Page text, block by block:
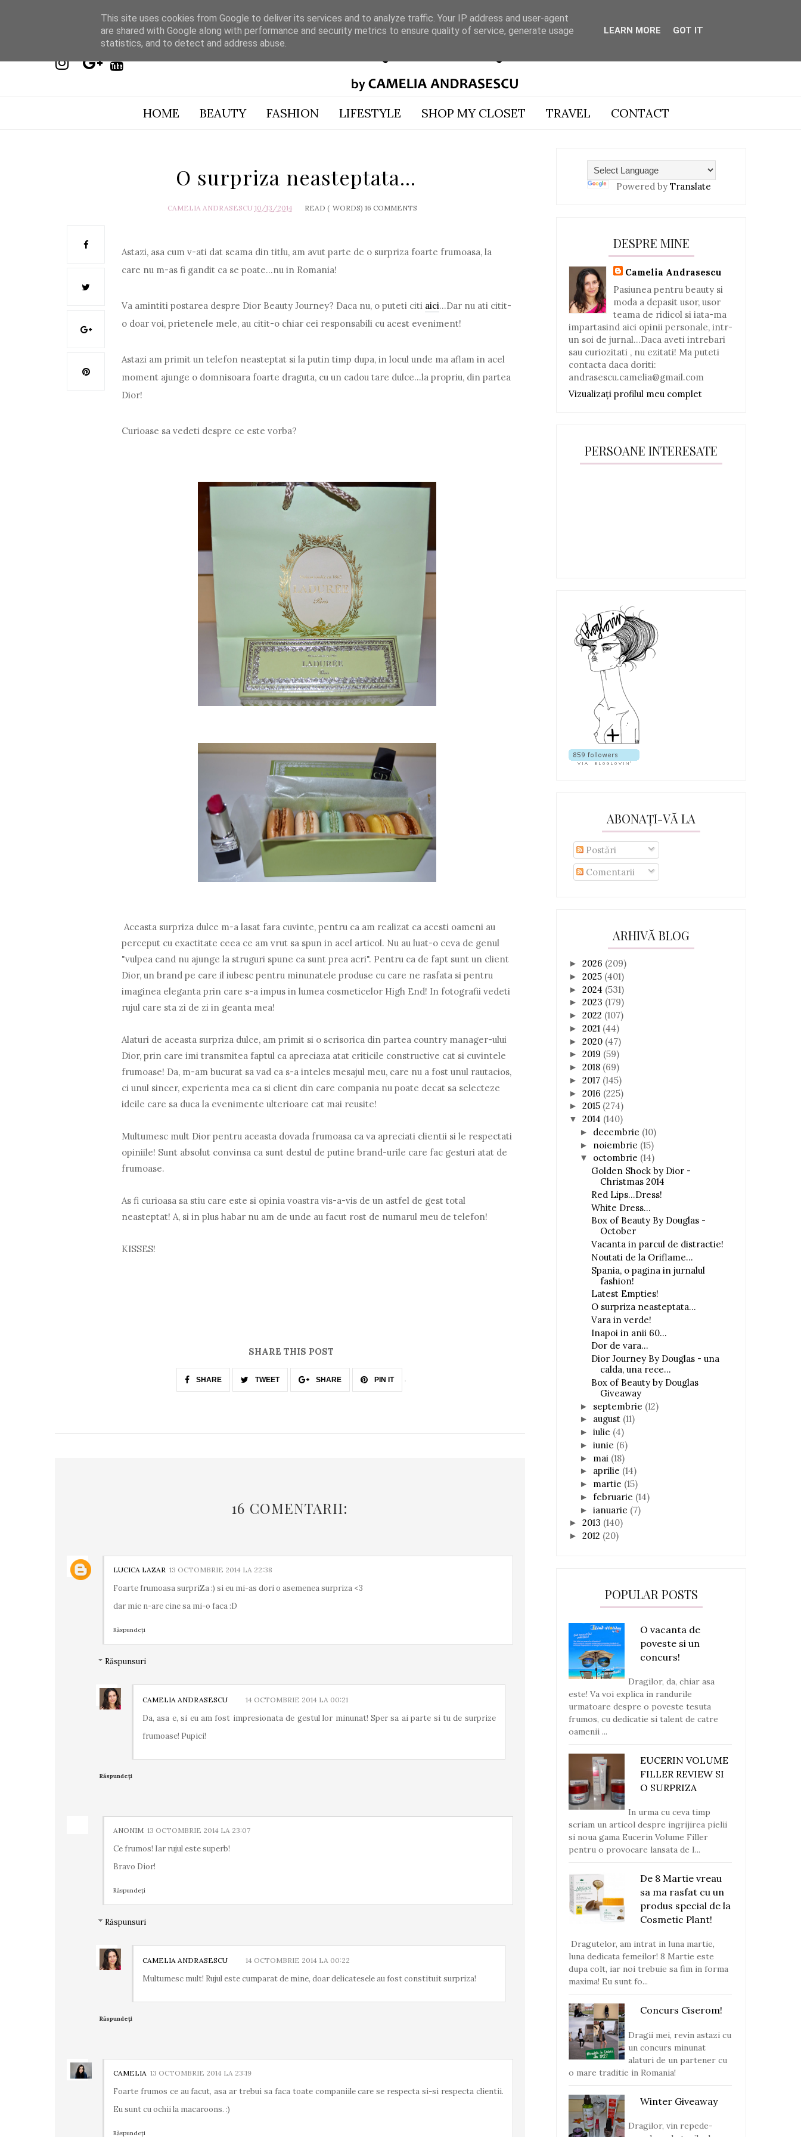
HOME BEAUTY FASHION LIFESTYLE SHOP MY CLOSET TRAVEL CONTACT
O surpriza neasteptata...
CAMELIA ANDRASESCU 10/13/2014 READ ( WORDS) 16 COMMENTS
Astazi, asa cum v-ati dat seama din titlu, am avut parte de o surpriza foarte frumoasa, la
care nu m-as fi gandit ca se poate...nu in Romania!
Va amintiti postarea despre Dior Beauty Journey? Daca nu, o puteti citi aici...Dar nu ati citit-
o doar voi, prietenele mele, au citit-o chiar cei responsabili cu acest eveniment!
Astazi am primit un telefon neasteptat si la putin timp dupa, in locul unde ma aflam in acel
moment ajunge o domnisoara foarte draguta, cu un cadou tare dulce...la propriu, din partea
Dior!
Curioase sa vedeti despre ce este vorba?
Aceasta surpriza dulce m-a lasat fara cuvinte, pentru ca am realizat ca acesti oameni au
perceput cu exactitate ceea ce am vrut sa spun in acel articol. Nu au luat-o ceva de genul
"vulpea cand nu ajunge la struguri spune ca sunt prea acri". Pentru ca de fapt sunt un client
Dior, un brand pe care il iubesc pentru minunatele produse cu care ne rasfata si pentru
imaginea eleganta prin care s-a impus in lumea cosmeticelor High End! In fotografii vedeti
rujul care sta zi de zi in geanta mea!
Alaturi de aceasta surpriza dulce, am primit si o scrisorica din partea country manager-ului
Dior, prin care imi transmitea faptul ca apreciaza atat criticile constructive cat si cuvintele
frumoase! Da, m-am bucurat sa vad ca s-a inteles mesajul meu, care nu a fost unul rautacios,
ci unul sincer, experienta mea ca si client din care compania nu poate decat sa selecteze
ideile care sa duca la evenimente ulterioare cat mai reusite!
Multumesc mult Dior pentru aceasta dovada frumoasa ca va apreciati clientii si le respectati
opiniile! Sunt absolut convinsa ca sunt destul de putine brand-urile care fac gesturi atat de
frumoase.
As fi curioasa sa stiu care este si opinia voastra vis-a-vis de un astfel de gest total
neasteptat! A, si in plus habar nu am de unde au facut rost de numarul meu de telefon!
KISSES!
SHARE THIS POST
SHARE TWEET SHARE PIN IT
16 COMENTARII:
LUCICA LAZAR 13 OCTOMBRIE 2014 LA 22:38
Foarte frumoasa surpriZa :) si eu mi-as dori o asemenea surpriza <3
dar mie n-are cine sa mi-o faca :D
Răspundeți
Răspunsuri
CAMELIA ANDRASESCU 14 OCTOMBRIE 2014 LA 00:21
Da, asa e, si eu am fost impresionata de gestul lor minunat! Sper sa ai parte si tu de surprize
frumoase! Pupici!
Răspundeți
ANONIM 13 OCTOMBRIE 2014 LA 23:07
Ce frumos! Iar rujul este superb!
Bravo Dior!
Răspundeți
Răspunsuri
CAMELIA ANDRASESCU 14 OCTOMBRIE 2014 LA 00:22
Multumesc mult! Rujul este cumparat de mine, doar delicatesele au fost constituit surpriza!
Răspundeți
CAMELIA 13 OCTOMBRIE 2014 LA 23:19
Foarte frumos ce au facut, asa ar trebui sa faca toate companiile care se respecta si-si respecta clientii.
Eu sunt cu ochii la macaroons. :)
Răspundeți
Powered by Translate
DESPRE MINE
Camelia Andrasescu
Pasiunea pentru beauty si
moda a depasit usor, usor
teama de ridicol si iata-ma
impartasind aici opinii personale, intr-
un soi de jurnal...Daca aveti intrebari
sau curiozitati , nu ezitati! Ma puteti
contacta daca doriti:
andrasescu.camelia@gmail.com
Vizualizați profilul meu complet
PERSOANE INTERESATE
ABONAȚI-VĂ LA
Postări
Comentarii
ARHIVĂ BLOG
► 2026 (209)
► 2025 (401)
► 2024 (531)
► 2023 (179)
► 2022 (107)
► 2021 (44)
► 2020 (47)
► 2019 (59)
► 2018 (69)
► 2017 (145)
► 2016 (225)
► 2015 (274)
▼ 2014 (140)
► decembrie (10)
► noiembrie (15)
▼ octombrie (14)
Golden Shock by Dior -
Christmas 2014
Red Lips...Dress!
White Dress...
Box of Beauty By Douglas -
October
Vacanta in parcul de distractie!
Noutati de la Oriflame...
Spania, o pagina in jurnalul
fashion!
Latest Empties!
O surpriza neasteptata...
Vara in verde!
Inapoi in anii 60...
Dor de vara...
Dior Journey By Douglas - una
calda, una rece...
Box of Beauty by Douglas
Giveaway
► septembrie (12)
► august (11)
► iulie (4)
► iunie (6)
► mai (18)
► aprilie (14)
► martie (15)
► februarie (14)
► ianuarie (7)
► 2013 (140)
► 2012 (20)
POPULAR POSTS
O vacanta de
poveste si un
concurs!
Dragilor, da, chiar asa
este! Va voi explica in randurile
urmatoare despre o poveste tesuta
frumos, cu dedicatie si talent de catre
oamenii ...
EUCERIN VOLUME
FILLER REVIEW SI
O SURPRIZA
In urma cu ceva timp
scriam un articol despre ingrijirea pielii
si noua gama Eucerin Volume Filler
pentru o provocare lansata de I...
De 8 Martie vreau
sa ma rasfat cu un
produs special de la
Cosmetic Plant!
Dragutelor, am intrat in luna martie,
luna dedicata femeilor! 8 Martie este
dupa colt, iar noi trebuie sa fim in forma
maxima! Eu sunt fo...
Concurs Ciserom!
Dragii mei, revin astazi cu
un concurs minunat
alaturi de un partener cu
o mare traditie in Romania!
Winter Giveaway
Dragilor, vin repede-
This site uses cookies from Google to deliver its services and to analyze traffic. Your IP address and user-agent
are shared with Google along with performance and security metrics to ensure quality of service, generate usage
statistics, and to detect and address abuse.
LEARN MORE GOT IT